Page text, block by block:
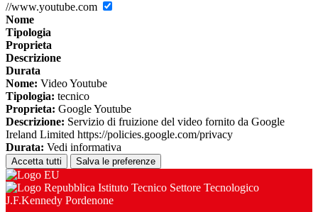
//www.youtube.com
Nome
Tipologia
Proprieta
Descrizione
Durata
Nome: Video Youtube
Tipologia: tecnico
Proprieta: Google Youtube
Descrizione: Servizio di fruizione del video fornito da Google
Ireland Limited https://policies.google.com/privacy
Durata: Vedi informativa
Accetta tutti Salva le preferenze
Istituto Tecnico Settore Tecnologico
J.F.Kennedy Pordenone